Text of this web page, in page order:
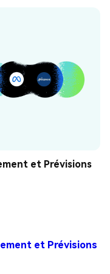
et Prévisions
et Prévisions